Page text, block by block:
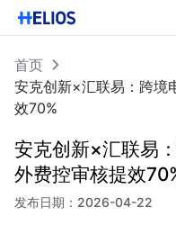
首页
安克创新×汇联易：跨境
效70%
安克创新×汇联易
外费控审核提效
发布日期： 2026-04-22